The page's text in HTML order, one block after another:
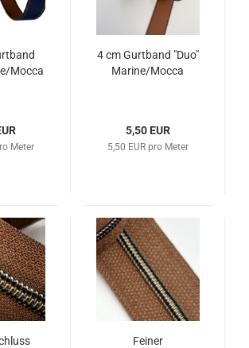
Mocca
Meter
4 cm Gurtband "Duo"
Marine/Mocca
5,50 EUR
5,50 EUR pro Meter
Feiner